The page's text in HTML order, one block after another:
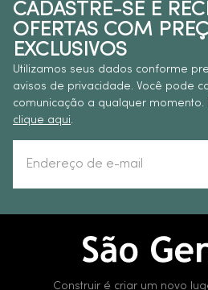
CADASTRE-SE E
OFERTAS COM
EXCLUSIVOS
Utilizamos seus dados conforme
avisos de privacidade. Você pode
comunicação a qualquer momento.
clique aqui.
Construir é criar um novo